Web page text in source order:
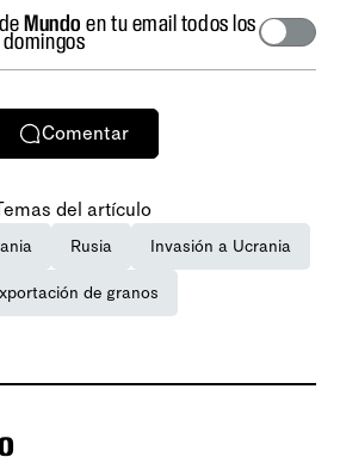
Mundo en tu email todos los
domingos
Comentar
del artículo
Rusia Invasión a Ucrania
de granos